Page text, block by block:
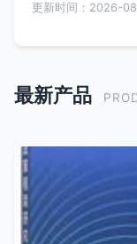
更新时间：2026-
最新产品